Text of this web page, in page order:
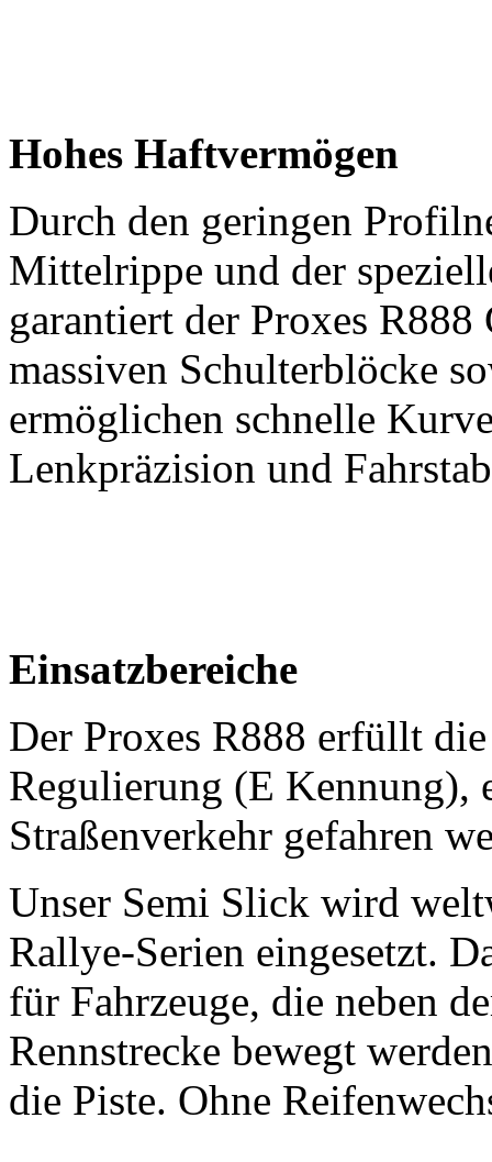
Hohes Haftvermögen
Durch den geringen
Mittelrippe und der
garantiert der Proxes
massiven Schulterblöcke
ermöglichen schnelle
Lenkpräzision und
Einsatzbereiche
Der Proxes R888 erfüllt
Regulierung (E Kennung),
Straßenverkehr gefahren
Unser Semi Slick wird
Rallye-Serien eingesetzt.
für Fahrzeuge, die neben
Rennstrecke bewegt
die Piste. Ohne